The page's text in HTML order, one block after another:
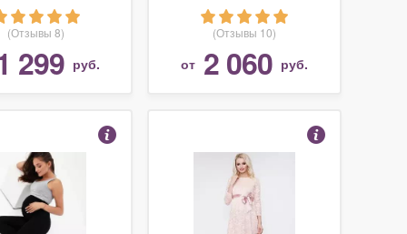
(Отзывы 8)
299 руб.
(Отзывы 10)
от 2 060 руб.